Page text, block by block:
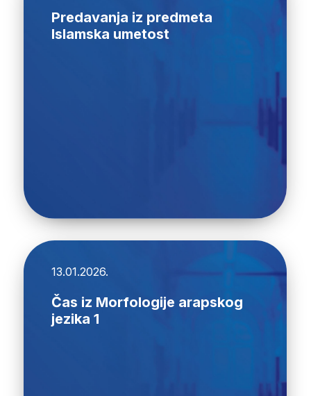
Predavanja iz predmeta
Islamska umetost
13.01.2026.
Čas iz Morfologije arapskog
jezika 1